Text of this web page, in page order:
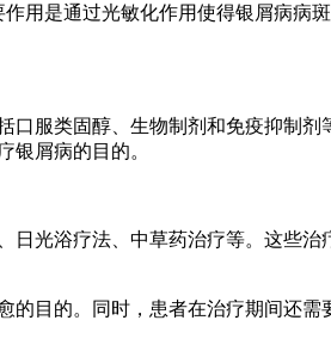
用是通过光敏化作用使得银屑病
服类固醇、生物制剂和免疫抑制
银屑病的目的。
光浴疗法、中草药治疗等。这些
目的。同时，患者在治疗期间还